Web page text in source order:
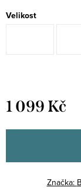
Velikost
1 099 Kč
cena:
Značka: